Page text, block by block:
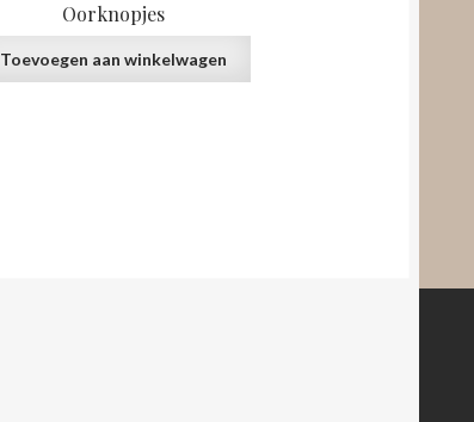
Oorknopjes
Toevoegen aan winkelwagen